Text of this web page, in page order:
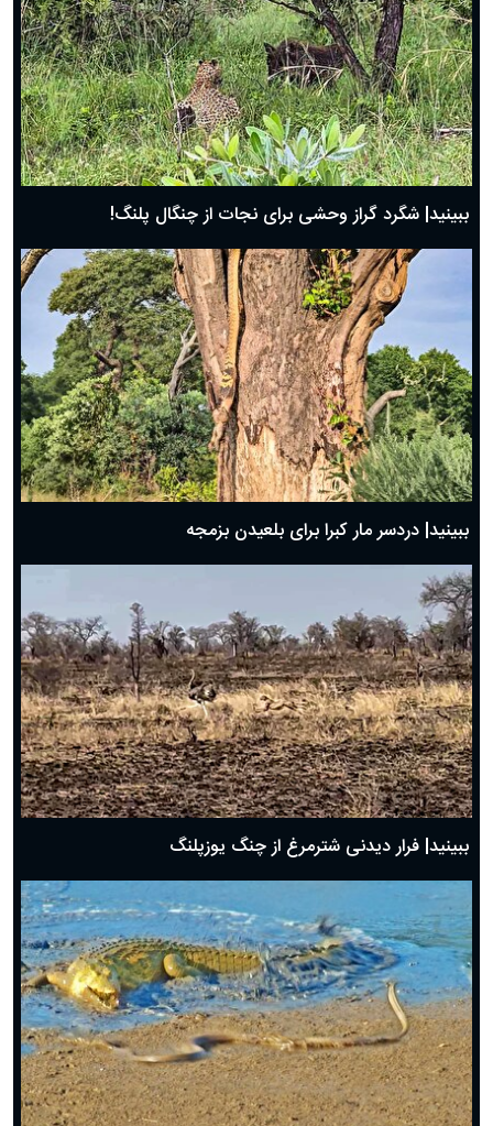
ببینید| شگرد گراز وحشی برای نجات از چنگال پلنگ!
ببینید| دردسر مار کبرا برای بلعیدن بزمجه
ببینید| فرار دیدنی شترمرغ از چنگ یوزپلنگ